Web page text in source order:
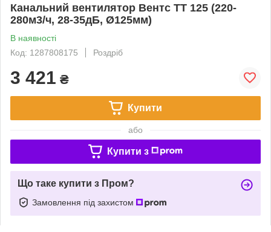
Канальний вентилятор Вентс ТТ 125 (220-
280м3/ч, 28-35дБ, Ø125мм)
В наявності
Код: 1287808175
Роздріб
3 421 ₴
Купити
або
Купити з
Що таке купити з Пром?
Замовлення під захистом